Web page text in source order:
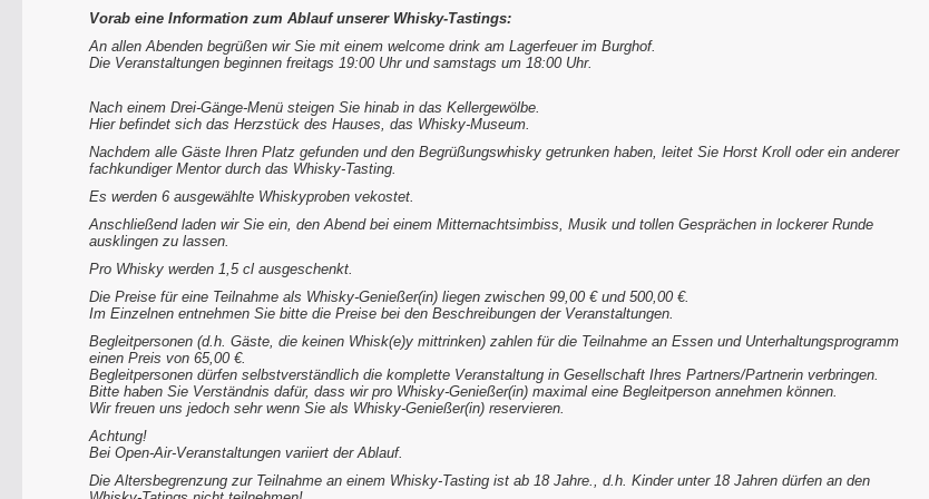
Vorab eine Information zum Ablauf unserer Whisky-Tastings:
An allen Abenden begrüßen wir Sie mit einem welcome drink am Lagerfeuer im Burghof.
Die Veranstaltungen beginnen freitags 19:00 Uhr und samstags um 18:00 Uhr.
Nach einem Drei-Gänge-Menü steigen Sie hinab in das Kellergewölbe.
Hier befindet sich das Herzstück des Hauses, das Whisky-Museum.
Nachdem alle Gäste Ihren Platz gefunden und den Begrüßungswhisky getrunken haben, leitet Sie Horst Kroll oder ein anderer
fachkundiger Mentor durch das Whisky-Tasting.
Es werden 6 ausgewählte Whiskyproben vekostet.
Anschließend laden wir Sie ein, den Abend bei einem Mitternachtsimbiss, Musik und tollen Gesprächen in lockerer Runde
ausklingen zu lassen.
Pro Whisky werden 1,5 cl ausgeschenkt.
Die Preise für eine Teilnahme als Whisky-Genießer(in) liegen zwischen 99,00 € und 500,00 €.
Im Einzelnen entnehmen Sie bitte die Preise bei den Beschreibungen der Veranstaltungen.
Begleitpersonen (d.h. Gäste, die keinen Whisk(e)y mittrinken) zahlen für die Teilnahme an Essen und Unterhaltungsprogramm
einen Preis von 65,00 €.
Begleitpersonen dürfen selbstverständlich die komplette Veranstaltung in Gesellschaft Ihres Partners/Partnerin verbringen.
Bitte haben Sie Verständnis dafür, dass wir pro Whisky-Genießer(in) maximal eine Begleitperson annehmen können.
Wir freuen uns jedoch sehr wenn Sie als Whisky-Genießer(in) reservieren.
Achtung!
Bei Open-Air-Veranstaltungen variiert der Ablauf.
Die Altersbegrenzung zur Teilnahme an einem Whisky-Tasting ist ab 18 Jahre., d.h. Kinder unter 18 Jahren dürfen an den